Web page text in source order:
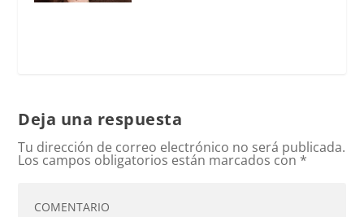
Deja una respuesta
Tu dirección de correo electrónico no será publicada.
Los campos obligatorios están marcados con *